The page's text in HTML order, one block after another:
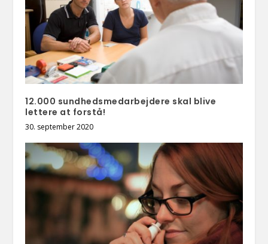
12.000 sundhedsmedarbejdere skal blive
lettere at forstå!
30. september 2020